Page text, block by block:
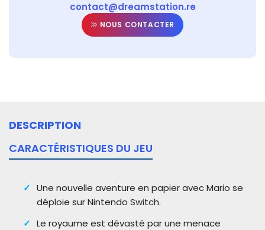
contact@dreamstation.re
NOUS CONTACTER
DESCRIPTION
CARACTÉRISTIQUES DU JEU
Une nouvelle aventure en papier avec Mario se
déploie sur Nintendo Switch.
Le royaume est dévasté par une menace